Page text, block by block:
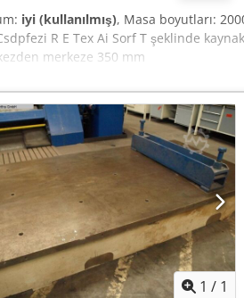
iyi (kullanılmış), Masa boyutları:
R E Tex Ai Sorf T şeklinde
merkeze 350 mm
1 / 1